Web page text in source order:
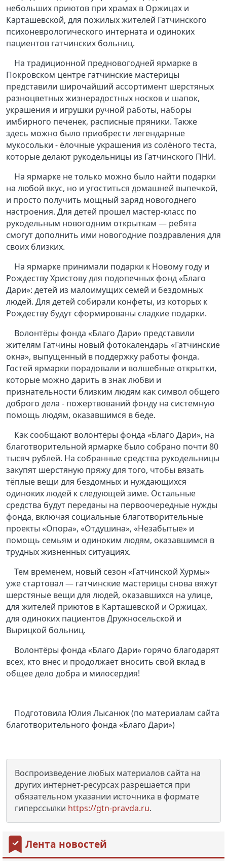
небольших приютов при храмах в Оржицах и
Карташевской, для пожилых жителей Гатчинского
психоневрологического интерната и одиноких
пациентов гатчинских больниц.
На традиционной предновогодней ярмарке в
Покровском центре гатчинские мастерицы
представили широчайший ассортимент шерстяных
разноцветных жизнерадостных носков и шапок,
украшения и игрушки ручной работы, наборы
имбирного печенек, расписные пряники. Также
здесь можно было приобрести легендарные
мукосольки - ёлочные украшения из солёного теста,
которые делают рукодельницы из Гатчинского ПНИ.
На ярмарке не только можно было найти подарки
на любой вкус, но и угоститься домашней выпечкой,
и просто получить мощный заряд новогоднего
настроения. Для детей прошел мастер-класс по
рукодельным новогодним открыткам — ребята
смогут дополнить ими новогодние поздравления для
своих близких.
На ярмарке принимали подарки к Новому году и
Рождеству Христову для подопечных фонд «Благо
Дари»: детей из малоимущих семей и бездомных
людей. Для детей собирали конфеты, из которых к
Рождеству будут сформированы сладкие подарки.
Волонтёры фонда «Благо Дари» представили
жителям Гатчины новый фотокалендарь «Гатчинские
окна», выпущенный в поддержку работы фонда.
Гостей ярмарки порадовали и волшебные открытки,
которые можно дарить в знак любви и
признательности близким людям как символ общего
доброго дела - пожертвований фонду на системную
помощь людям, оказавшимся в беде.
Как сообщают волонтёры фонда «Благо Дари», на
благотворительной ярмарке было собрано почти 80
тысяч рублей. На собранные средства рукодельницы
закупят шерстяную пряжу для того, чтобы вязать
тёплые вещи для бездомных и нуждающихся
одиноких людей к следующей зиме. Остальные
средства будут переданы на первоочередные нужды
фонда, включая социальные благотворительные
проекты «Опора», «Отдушина», «Незабытые» и
помощь семьям и одиноким людям, оказавшимся в
трудных жизненных ситуациях.
Тем временем, новый сезон «Гатчинской Хурмы»
уже стартовал — гатчинские мастерицы снова вяжут
шерстяные вещи для людей, оказавшихся на улице,
для жителей приютов в Карташевской и Оржицах,
для одиноких пациентов Дружносельской и
Вырицкой больниц.
Волонтёры фонда «Благо Дари» горячо благодарят
всех, кто внес и продолжает вносить свой вклад в
общее дело добра и милосердия!
Подготовила Юлия Лысанюк (по материалам сайта
благотворительного фонда «Благо Дари»)
Воспроизведение любых материалов сайта на
других интернет-ресурсах разрешается при
обязательном указании источника в формате
гиперссылки https://gtn-pravda.ru.
Лента новостей